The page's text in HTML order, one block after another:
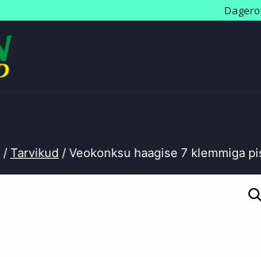
/ Tarvikud / Veokonksu haagise 7 klemmiga